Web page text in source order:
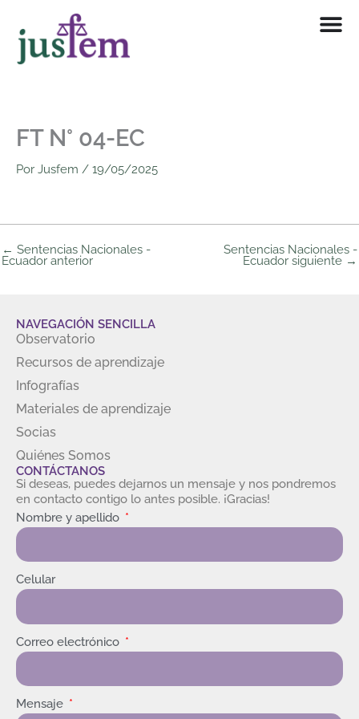
contenido
FT N° 04-EC
Por Jusfem / 19/05/2025
← Sentencias Nacionales -
Ecuador anterior
Sentencias Nacionales -
Ecuador siguiente →
NAVEGACIÓN SENCILLA
Observatorio
Recursos de aprendizaje
Infografías
Materiales de aprendizaje
Socias
Quiénes Somos
CONTÁCTANOS
Si deseas, puedes dejarnos un mensaje y nos pondremos
en contacto contigo lo antes posible. ¡Gracias!
Nombre y apellido
Celular
Correo electrónico
Mensaje